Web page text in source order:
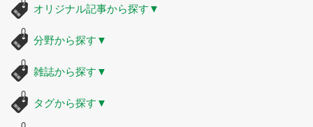
オリジナル記事から探す ▼
分野から探す ▼
雑誌から探す ▼
タグから探す ▼